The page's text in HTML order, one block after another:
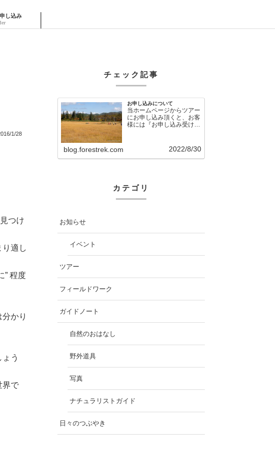
し込み
1/28
つけ
適し
” 程度
かり
う
界で
チェック記事
お申し込みについて
当ホームページからツアー
にお申し込み頂くと、お客
様には『お申し込み受け付
blog.forestrek.com 2022/8/30
カテゴリ
お知らせ
イベント
ツアー
フィールドワーク
ガイドノート
自然のおはなし
野外道具
写真
ナチュラリストガイド
日々のつぶやき